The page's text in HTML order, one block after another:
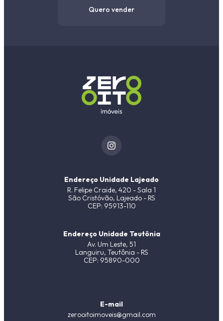
Quero vender
Endereço Unidade Lajeado
R. Felipe Craide, 420 - Sala 1
São Cristóvão, Lajeado - RS
CEP: 95913-110
Endereço Unidade Teutônia
Av. Um Leste, 51
Languiru, Teutônia - RS
CEP: 95890-000
E-mail
zerooitoimoveis@gmail.com